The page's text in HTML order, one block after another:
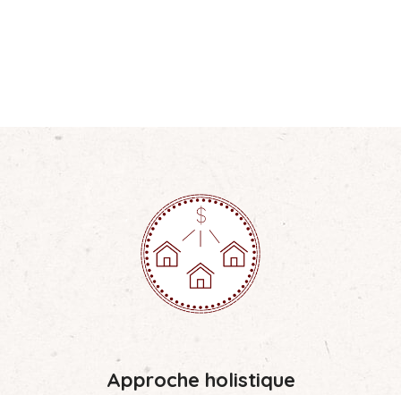
Approche holistique